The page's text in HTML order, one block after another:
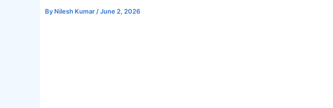
By Nilesh Kumar /June 2, 2026